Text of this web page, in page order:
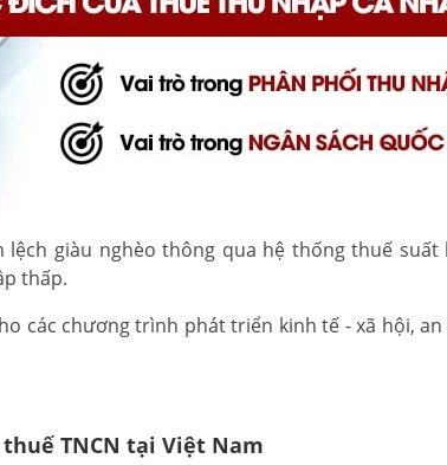
giàu nghèo thông qua hệ thống thuế suất
thấp.
các chương trình phát triển kinh tế - xã hội, an
TNCN tại Việt Nam